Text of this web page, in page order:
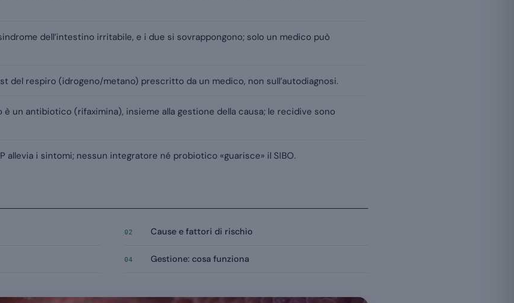
dell’intestino irritabile, e i due si sovrappongono; solo un medico può
del respiro (idrogeno/metano) prescritto da un medico, non sull’autodiagnosi.
un antibiotico (rifaximina), insieme alla gestione della causa; le recidive sono
allevia i sintomi; nessun integratore né probiotico «guarisce» il SIBO.
02 Cause e fattori di rischio
04 Gestione: cosa funziona